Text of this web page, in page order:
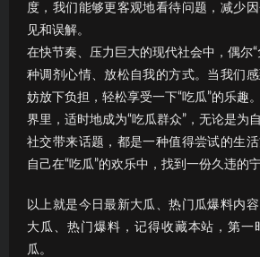
度，我们能够更客观地看待问题，减少
见和误解。
在快节奏、压力巨大的现代社会中，偶尔
种调剂心情、放松自我的方式。当我们
妨放下负担，轻松享受一下“吃瓜”的乐趣
界里，适时地成为“吃瓜群众”，无论是为
社交带来话题，都是一种值得尝试的生
自己在“吃瓜”的欢乐中，找到一份久违的
以上就是今日最新大瓜、热门瓜爆料内
大瓜、热门爆料，记得收藏本站，第一
瓜。